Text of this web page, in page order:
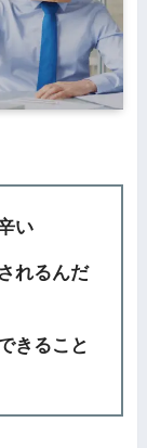
い
れるんだ
きること